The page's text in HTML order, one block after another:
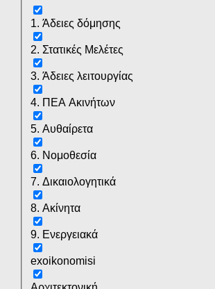
1. Άδειες δόμησης
2. Στατικές Μελέτες
3. Άδειες λειτουργίας
4. ΠΕΑ Ακινήτων
5. Αυθαίρετα
6. Νομοθεσία
7. Δικαιολογητικά
8. Ακίνητα
9. Ενεργειακά
exoikonomisi